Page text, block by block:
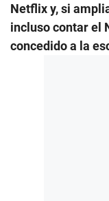
Netflix y, si
incluso contar el
concedido a la